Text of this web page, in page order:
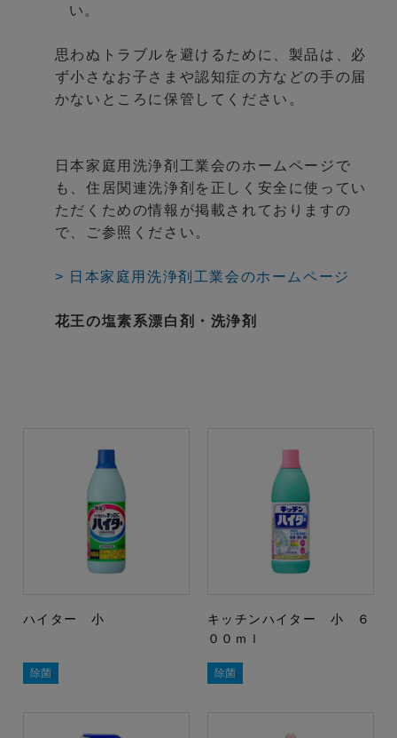
い。
思わぬトラブルを避けるために、製品は、必
ず小さなお子さまや認知症の方などの手の届
かないところに保管してください。
日本家庭用洗浄剤工業会のホームページで
も、住居関連洗浄剤を正しく安全に使ってい
ただくための情報が掲載されておりますの
で、ご参照ください。
> 日本家庭用洗浄剤工業会のホームページ
花王の塩素系漂白剤・洗浄剤
ハイター 小
除菌
キッチンハイター 小 ６
００ｍｌ
除菌